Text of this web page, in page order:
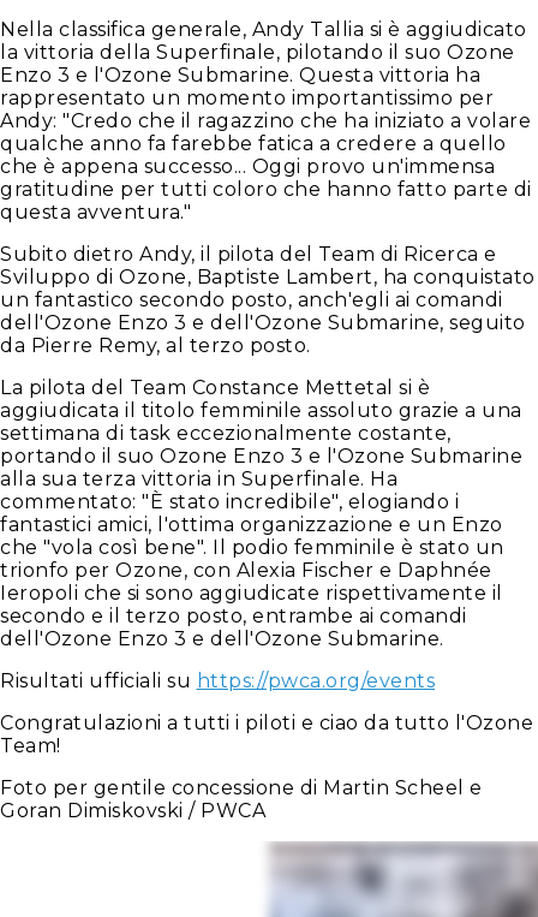
Nella classifica generale, Andy Tallia si è aggiudicato
la vittoria della Superfinale, pilotando il suo Ozone
Enzo 3 e l'Ozone Submarine. Questa vittoria ha
rappresentato un momento importantissimo per
Andy: "Credo che il ragazzino che ha iniziato a volare
qualche anno fa farebbe fatica a credere a quello
che è appena successo... Oggi provo un'immensa
gratitudine per tutti coloro che hanno fatto parte di
questa avventura."
Subito dietro Andy, il pilota del Team di Ricerca e
Sviluppo di Ozone, Baptiste Lambert, ha conquistato
un fantastico secondo posto, anch'egli ai comandi
dell'Ozone Enzo 3 e dell'Ozone Submarine, seguito
da Pierre Remy, al terzo posto.
La pilota del Team Constance Mettetal si è
aggiudicata il titolo femminile assoluto grazie a una
settimana di task eccezionalmente costante,
portando il suo Ozone Enzo 3 e l'Ozone Submarine
alla sua terza vittoria in Superfinale. Ha
commentato: "È stato incredibile", elogiando i
fantastici amici, l'ottima organizzazione e un Enzo
che "vola così bene". Il podio femminile è stato un
trionfo per Ozone, con Alexia Fischer e Daphnée
Ieropoli che si sono aggiudicate rispettivamente il
secondo e il terzo posto, entrambe ai comandi
dell'Ozone Enzo 3 e dell'Ozone Submarine.
Risultati ufficiali su https://pwca.org/events
Congratulazioni a tutti i piloti e ciao da tutto l'Ozone
Team!
Foto per gentile concessione di Martin Scheel e
Goran Dimiskovski / PWCA